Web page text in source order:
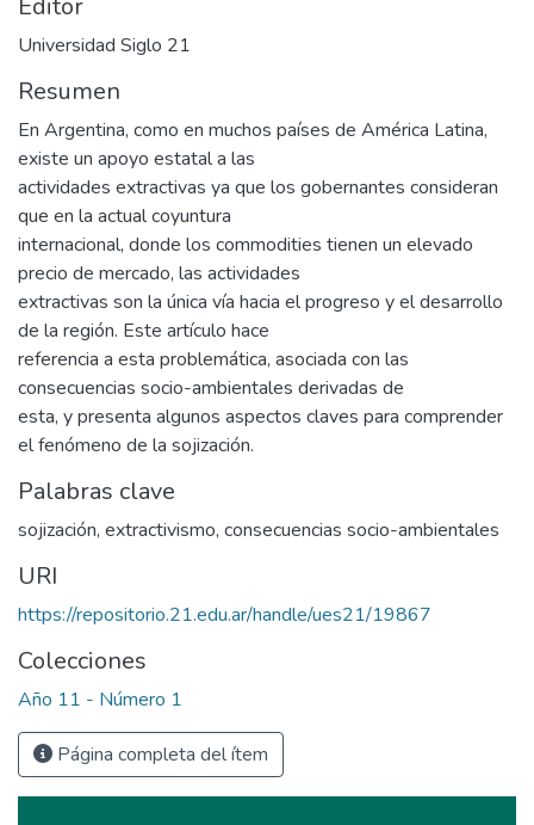
Editor
Universidad Siglo 21
Resumen
En Argentina, como en muchos países de América Latina,
existe un apoyo estatal a las
actividades extractivas ya que los gobernantes consideran
que en la actual coyuntura
internacional, donde los commodities tienen un elevado
precio de mercado, las actividades
extractivas son la única vía hacia el progreso y el desarrollo
de la región. Este artículo hace
referencia a esta problemática, asociada con las
consecuencias socio-ambientales derivadas de
esta, y presenta algunos aspectos claves para comprender
el fenómeno de la sojización.
Palabras clave
sojización, extractivismo, consecuencias socio-ambientales
URI
https://repositorio.21.edu.ar/handle/ues21/19867
Colecciones
Año 11 - Número 1
Página completa del ítem